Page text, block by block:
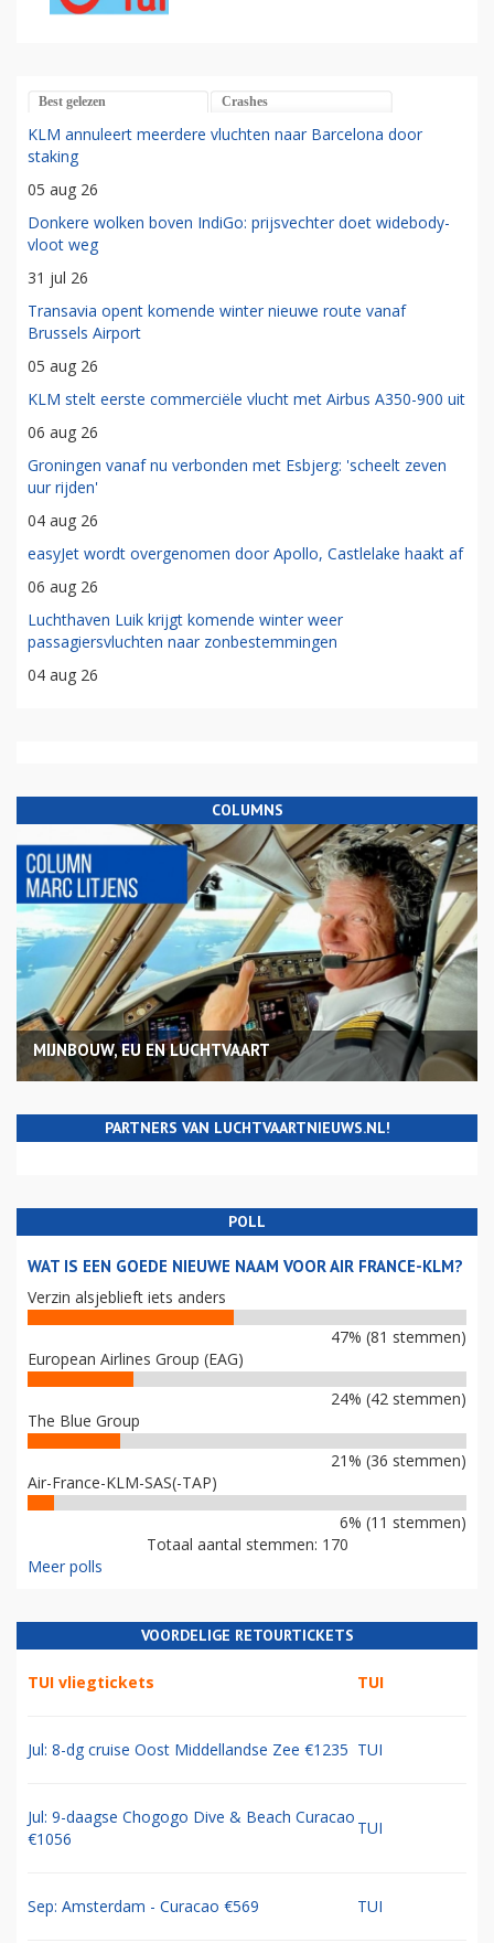
Best gelezen Crashes
KLM annuleert meerdere vluchten naar Barcelona door
staking
05 aug 26
Donkere wolken boven IndiGo: prijsvechter doet widebody-
vloot weg
31 jul 26
Transavia opent komende winter nieuwe route vanaf
Brussels Airport
05 aug 26
KLM stelt eerste commerciële vlucht met Airbus A350-900 uit
06 aug 26
Groningen vanaf nu verbonden met Esbjerg: 'scheelt zeven
uur rijden'
04 aug 26
easyJet wordt overgenomen door Apollo, Castlelake haakt af
06 aug 26
Luchthaven Luik krijgt komende winter weer
passagiersvluchten naar zonbestemmingen
04 aug 26
COLUMNS
MIJNBOUW, EU EN LUCHTVAART
PARTNERS VAN LUCHTVAARTNIEUWS.NL!
POLL
WAT IS EEN GOEDE NIEUWE NAAM VOOR AIR FRANCE-KLM?
Verzin alsjeblieft iets anders
47% (81 stemmen)
European Airlines Group (EAG)
24% (42 stemmen)
The Blue Group
21% (36 stemmen)
Air-France-KLM-SAS(-TAP)
6% (11 stemmen)
Totaal aantal stemmen: 170
Meer polls
VOORDELIGE RETOURTICKETS
TUI vliegtickets TUI
Jul: 8-dg cruise Oost Middellandse Zee €1235 TUI
Jul: 9-daagse Chogogo Dive & Beach Curacao
€1056
TUI
Sep: Amsterdam - Curacao €569 TUI